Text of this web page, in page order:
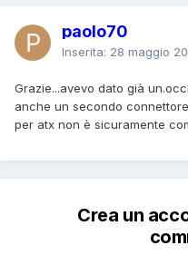
paolo70
Inserita: 28 maggio
Grazie...avevo dato già
anche un secondo
per atx non è sicuramente
Crea un